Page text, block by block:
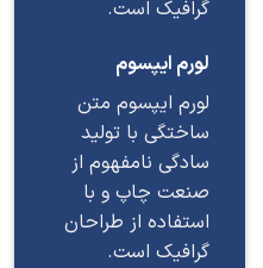
گرافیک است.
لورم ایپسوم
لورم ایپسوم متن
ساختگی با تولید
سادگی نامفهوم از
صنعت چاپ و با
استفاده از طراحان
گرافیک است.